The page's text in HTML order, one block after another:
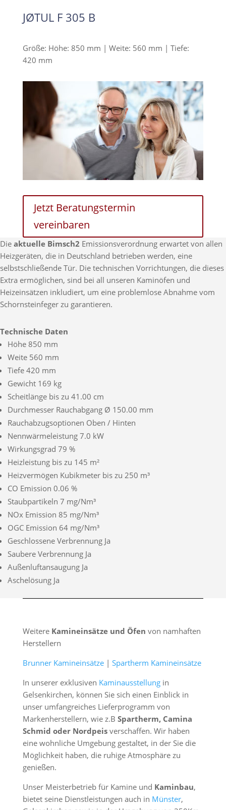
JØTUL F 305 B
Größe: Höhe: 850 mm | Weite: 560 mm | Tiefe:
420 mm
Jetzt Beratungstermin
vereinbaren
Die aktuelle Bimsch2 Emissionsverordnung erwartet von allen
Heizgeräten, die in Deutschland betrieben werden, eine
selbstschließende Tür. Die technischen Vorrichtungen, die dieses
Extra ermöglichen, sind bei all unseren Kaminöfen und
Heizeinsätzen inkludiert, um eine problemlose Abnahme vom
Schornsteinfeger zu garantieren.
Technische Daten
Höhe 850 mm
Weite 560 mm
Tiefe 420 mm
Gewicht 169 kg
Scheitlänge bis zu 41.00 cm
Durchmesser Rauchabgang Ø 150.00 mm
Rauchabzugsoptionen Oben / Hinten
Nennwärmeleistung 7.0 kW
Wirkungsgrad 79 %
Heizleistung bis zu 145 m²
Heizvermögen Kubikmeter bis zu 250 m³
CO Emission 0.06 %
Staubpartikeln 7 mg/Nm³
NOx Emission 85 mg/Nm³
OGC Emission 64 mg/Nm³
Geschlossene Verbrennung Ja
Saubere Verbrennung Ja
Außenluftansaugung Ja
Aschelösung Ja
Weitere Kamineinsätze und Öfen von namhaften
Herstellern
Brunner Kamineinsätze| Spartherm Kamineinsätze
In unserer exklusiven Kaminausstellungin
Gelsenkirchen, können Sie sich einen Einblick in
unser umfangreiches Lieferprogramm von
Markenherstellern, wie z.B Spartherm, Camina
Schmid oder Nordpeisverschaffen. Wir haben
eine wohnliche Umgebung gestaltet, in der Sie die
Möglichkeit haben, die ruhige Atmosphäre zu
genießen.
Unser Meisterbetrieb für Kamine und Kaminbau,
bietet seine Dienstleistungen auch in Münster,